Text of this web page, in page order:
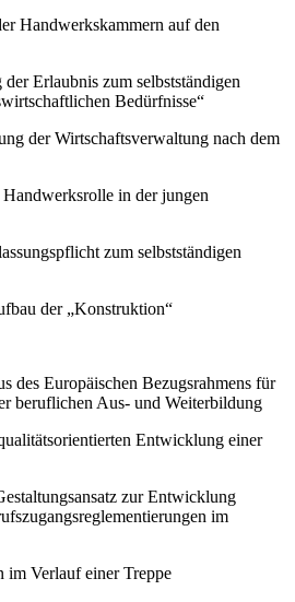
Handwerkskammern auf den
Erlaubnis zum selbstständigen
Bedürfnisse“
der Wirtschaftsverwaltung nach dem
in der jungen
zum selbstständigen
der „Konstruktion“
des Europäischen Bezugsrahmens für
beruflichen Aus- und Weiterbildung
Entwicklung einer
zur Entwicklung
im
Verlauf einer Treppe